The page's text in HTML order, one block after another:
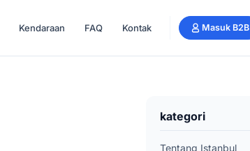
Kendaraan FAQ Kontak Masuk B2B
kategori
Tentang Istanbul